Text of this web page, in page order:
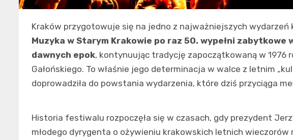
Kraków przygotowuje się na jedno z najważniejszych wydarzeń
Muzyka w Starym Krakowie po raz 50. wypełni zabytkowe
dawnych epok, kontynuując tradycję zapoczątkowaną w 1976
Gałońskiego. To właśnie jego determinacja w walce z letnim
doprowadziła do powstania wydarzenia, które dziś przyciąga
Historia festiwalu rozpoczęła się w czasach, gdy prezydent
młodego dyrygenta o ożywieniu krakowskich letnich wieczorów